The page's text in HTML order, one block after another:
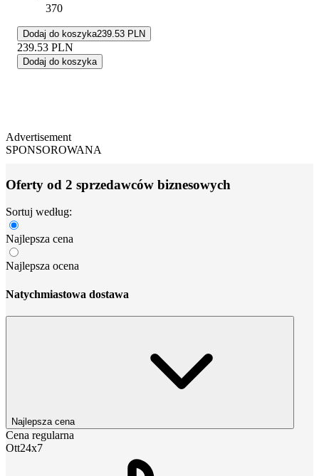
370
Dodaj do koszyka239.53 PLN
239.53 PLN
Dodaj do koszyka
Advertisement
SPONSOROWANA
Oferty od 2 sprzedawców biznesowych
Sortuj według:
Najlepsza cena
Najlepsza ocena
Natychmiastowa dostawa
Najlepsza cena
Cena regularna
Ott24x7